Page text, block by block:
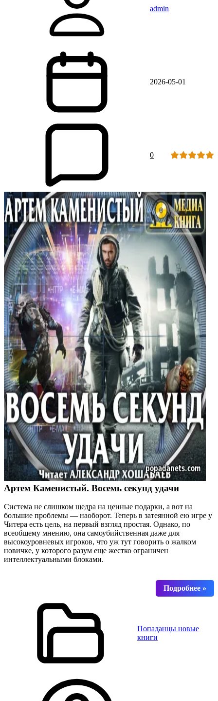
admin
2026-05-01
0
Артем Каменистый. Восемь секунд удачи
Система не слишком щедра на ценные подарки, а вот на
большие проблемы — наоборот. Теперь в затеянной ею игре у
Читера есть цель, на первый взгляд простая. Однако, по
всеобщему мнению, она самоубийственная даже для
высокоуровневых игроков, что уж тут говорить о жалком
новичке, у которого разум еще жестко ограничен
интеллектуальными блоками.
Попаданцы новые
книги